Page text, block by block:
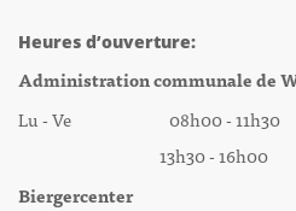
Heures d’ouverture:
Administration communale de
Lu - Ve 08h00 - 11h30
13h30 - 16h00
Biergercenter